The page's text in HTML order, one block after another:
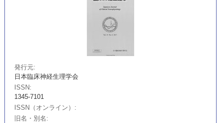
発行元
日本臨床神経生理学会
ISSN
1345-7101
ISSN（オンライン）
旧名・別名